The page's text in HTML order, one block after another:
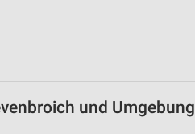
und Umgebung